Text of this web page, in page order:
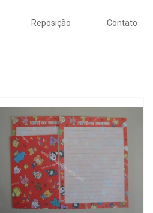
Reposição Contato